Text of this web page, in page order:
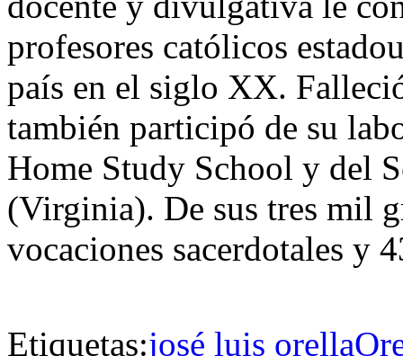
profesores católicos
país en el siglo XX.
también participó de su
Home Study School y del
(Virginia). De sus tres mil
vocaciones sacerdotales y
Etiquetas:josé luis orella